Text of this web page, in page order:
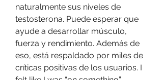
naturalmente sus niveles de
testosterona. Puede esperar que
ayude a desarrollar músculo,
fuerza y rendimiento. Además de
eso, está respaldado por miles de
críticas positivas de los usuarios. I